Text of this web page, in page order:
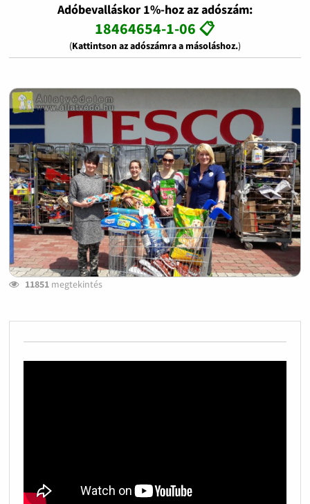
Adóbevalláskor 1%-hoz az adószám:
18464654-1-06 📋
(Kattintson az adószámra a másoláshoz.)
11851megtekintés